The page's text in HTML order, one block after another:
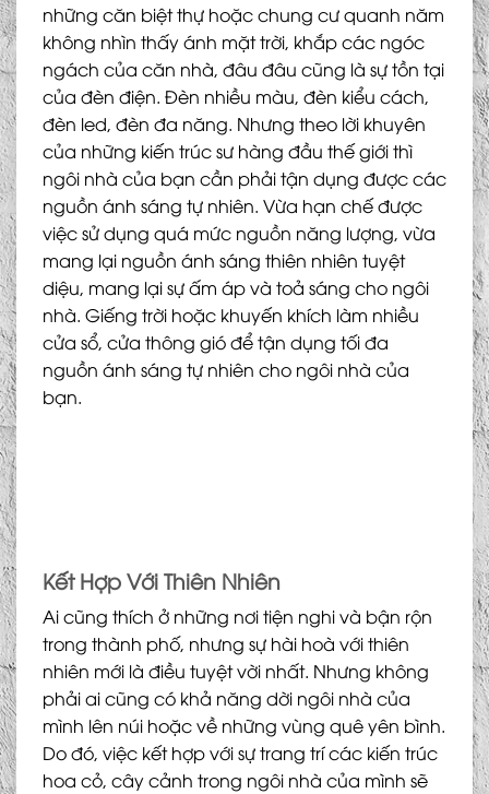
những căn biệt thự hoặc chung cư quanh năm
không nhìn thấy ánh mặt trời, khắp các ngóc
ngách của căn nhà, đâu đâu cũng là sự tồn tại
của đèn điện. Đèn nhiều màu, đèn kiểu cách,
đèn led, đèn đa năng. Nhưng theo lời khuyên
của những kiến trúc sư hàng đầu thế giới thì
ngôi nhà của bạn cần phải tận dụng được các
nguồn ánh sáng tự nhiên. Vừa hạn chế được
việc sử dụng quá mức nguồn năng lượng, vừa
mang lại nguồn ánh sáng thiên nhiên tuyệt
diệu, mang lại sự ấm áp và toả sáng cho ngôi
nhà. Giếng trời hoặc khuyến khích làm nhiều
cửa sổ, cửa thông gió để tận dụng tối đa
nguồn ánh sáng tự nhiên cho ngôi nhà của
bạn.
Kết Hợp Với Thiên Nhiên
Ai cũng thích ở những nơi tiện nghi và bận rộn
trong thành phố, nhưng sự hài hoà với thiên
nhiên mới là điều tuyệt vời nhất. Nhưng không
phải ai cũng có khả năng dời ngôi nhà của
mình lên núi hoặc về những vùng quê yên bình.
Do đó, việc kết hợp với sự trang trí các kiến trúc
hoa cỏ, cây cảnh trong ngôi nhà của mình sẽ